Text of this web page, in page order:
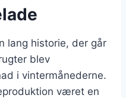
lang historie, der går
blev
i vintermånederne.
været en